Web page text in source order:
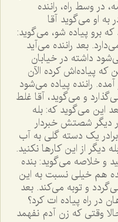
در وسط راه، راننده
او مى‌گويد آقا
برو پياده شو، مى‌گويد:
بعد راننده مى‌آيد
داشته در خيابان
پياده‌اش کرده الآن
راننده پياده مى‌شود
و مى‌گويد، آقا غلط
اين مى‌گويد که: بله
ديگر شصتش خبردار
يک دسته گلى به آب
ديگر از اين کارها نکنيد.
و خلاصه مى‌گويد: بنده
هم خيلى نسبت به اين
و توبه مى‌کند. بعد
در راه پياده ات کرد؟
وقتى که زن آدم نفهمد